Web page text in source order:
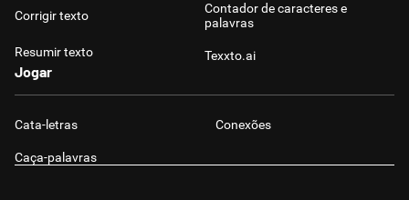
Corrigir texto
Resumir texto
Contador de caracteres e
palavras
Texxto.ai
Jogar
Cata-letras Conexões
Caça-palavras